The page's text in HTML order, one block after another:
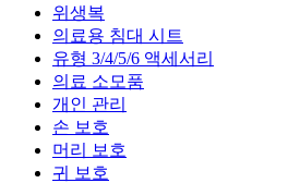
위생복
의료용 침대 시트
유형 3/4/5/6 액세서리
의료 소모품
개인 관리
손 보호
머리 보호
귀 보호